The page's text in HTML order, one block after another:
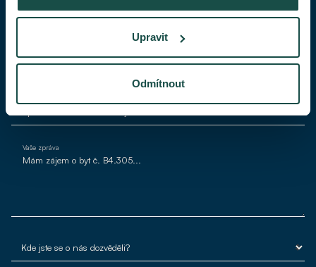
Upravit
Odmítnout
Váš telefon
Váš e-mail*
Vaše zpráva